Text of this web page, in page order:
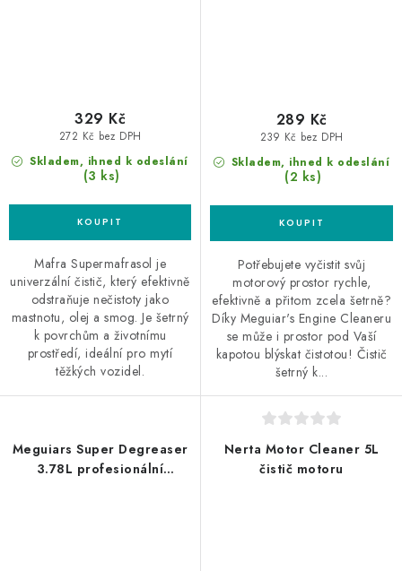
Skladem, ihned k odeslání
(3 ks)
272 Kč bez DPH
329 Kč
Mafra Supermafrasol je
univerzální čistič, který efektivně
odstraňuje nečistoty jako
mastnotu, olej a smog. Je šetrný
k povrchům a životnímu
prostředí, ideální pro mytí
těžkých vozidel.
Skladem, ihned k odeslání
(2 ks)
239 Kč bez DPH
289 Kč
Potřebujete vyčistit svůj
motorový prostor rychle,
efektivně a přitom zcela šetrně?
Díky Meguiar's Engine Cleaneru
se může i prostor pod Vaší
kapotou blýskat čistotou! Čistič
šetrný k...
Meguiars Super Degreaser
3.78L profesionální
Nerta Motor Cleaner 5L
čistič motoru